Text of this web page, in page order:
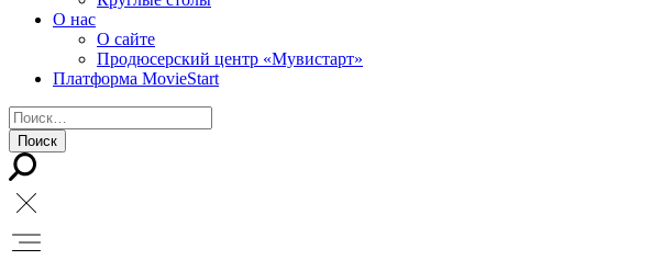
О нас
О сайте
Продюсерский центр «Мувистарт»
Платформа MovieStart